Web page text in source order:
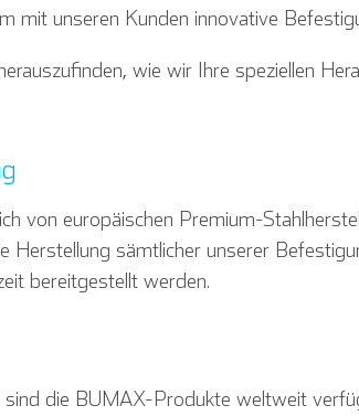
mit unseren Kunden innovative
wie wir Ihre speziellen
von europäischen Premium-
Herstellung sämtlicher unserer
bereitgestellt werden.
die BUMAX-Produkte weltweit